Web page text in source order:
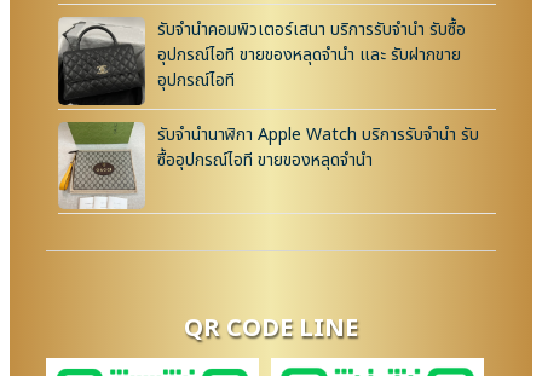
รับจำนำคอมพิวเตอร์เสนา บริการรับจำนำ รับซื้อ
อุปกรณ์ไอที ขายของหลุดจำนำ และ รับฝากขาย
อุปกรณ์ไอที
รับจำนำนาฬิกา Apple Watch บริการรับจำนำ รับ
ซื้ออุปกรณ์ไอที ขายของหลุดจำนำ
QR CODE LINE